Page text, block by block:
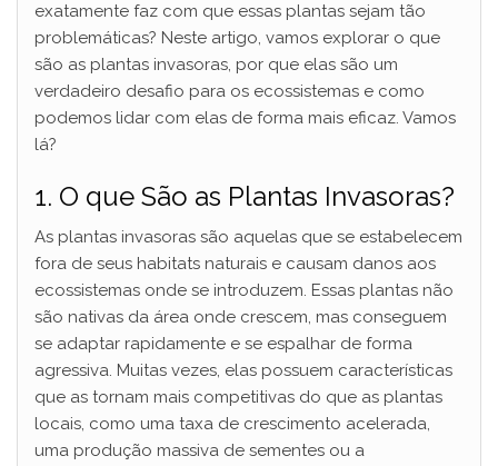
exatamente faz com que essas plantas sejam tão
problemáticas? Neste artigo, vamos explorar o que
são as plantas invasoras, por que elas são um
verdadeiro desafio para os ecossistemas e como
podemos lidar com elas de forma mais eficaz. Vamos
lá?
1. O que São as Plantas Invasoras?
As plantas invasoras são aquelas que se estabelecem
fora de seus habitats naturais e causam danos aos
ecossistemas onde se introduzem. Essas plantas não
são nativas da área onde crescem, mas conseguem
se adaptar rapidamente e se espalhar de forma
agressiva. Muitas vezes, elas possuem características
que as tornam mais competitivas do que as plantas
locais, como uma taxa de crescimento acelerada,
uma produção massiva de sementes ou a